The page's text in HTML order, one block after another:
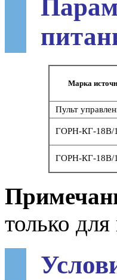
Марка
Пульт
ГОРН-КГ-18В/
ГОРН-КГ-18В/
только